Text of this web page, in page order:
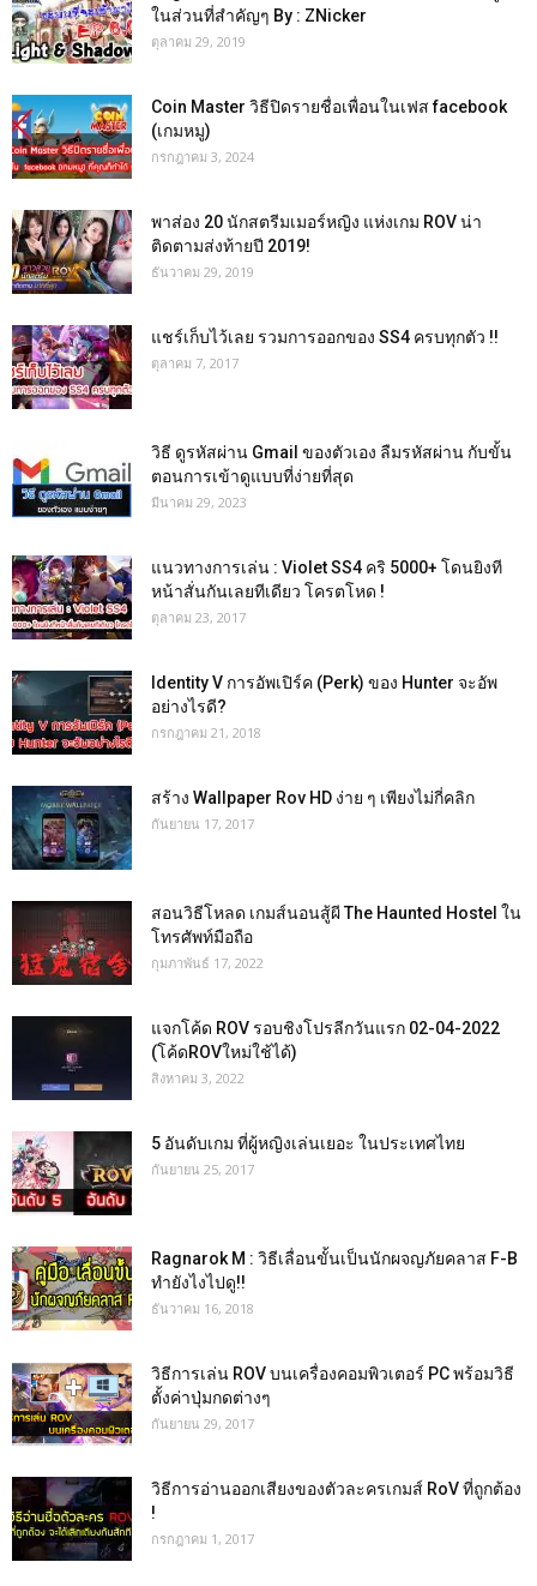
ในส่วนที่สำคัญๆ By : ZNicker
ตุลาคม 29, 2019
Coin Master วิธีปิดรายชื่อเพื่อนในเฟส facebook
(เกมหมู)
กรกฎาคม 3, 2024
พาส่อง 20 นักสตรีมเมอร์หญิง แห่งเกม ROV น่า
ติดตามส่งท้ายปี 2019!
ธันวาคม 29, 2019
แชร์เก็บไว้เลย รวมการออกของ SS4 ครบทุกตัว !!
ตุลาคม 7, 2017
วิธี ดูรหัสผ่าน Gmail ของตัวเอง ลืมรหัสผ่าน กับขั้น
ตอนการเข้าดูแบบที่ง่ายที่สุด
มีนาคม 29, 2023
แนวทางการเล่น : Violet SS4 คริ 5000+ โดนยิงที
หน้าสั่นกันเลยทีเดียว โครตโหด !
ตุลาคม 23, 2017
Identity V การอัพเปิร์ค (Perk) ของ Hunter จะอัพ
อย่างไรดี?
กรกฎาคม 21, 2018
สร้าง Wallpaper Rov HD ง่าย ๆ เพียงไม่กี่คลิก
กันยายน 17, 2017
สอนวิธีโหลด เกมส์นอนสู้ผี The Haunted Hostel ใน
โทรศัพท์มือถือ
กุมภาพันธ์ 17, 2022
แจกโค้ด ROV รอบชิงโปรลีกวันแรก 02-04-2022
(โค้ดROVใหม่ใช้ได้)
สิงหาคม 3, 2022
5 อันดับเกม ที่ผู้หญิงเล่นเยอะ ในประเทศไทย
กันยายน 25, 2017
Ragnarok M : วิธีเลื่อนขั้นเป็นนักผจญภัยคลาส F-B
ทำยังไงไปดู!!
ธันวาคม 16, 2018
วิธีการเล่น ROV บนเครื่องคอมพิวเตอร์ PC พร้อมวิธี
ตั้งค่าปุ่มกดต่างๆ
กันยายน 29, 2017
วิธีการอ่านออกเสียงของตัวละครเกมส์ RoV ที่ถูกต้อง
!
กรกฎาคม 1, 2017